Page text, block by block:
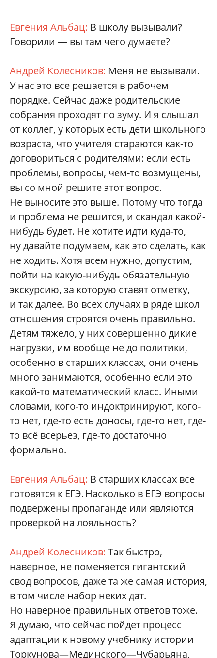
Евгения Альбац: В школу вызывали?
Говорили — вы там чего думаете?
Андрей Колесников: Меня не вызывали.
У нас это все решается в рабочем
порядке. Сейчас даже родительские
собрания проходят по зуму. И я слышал
от коллег, у которых есть дети школьного
возраста, что учителя стараются как-то
договориться с родителями: если есть
проблемы, вопросы, чем-то возмущены,
вы со мной решите этот вопрос.
Не выносите это выше. Потому что тогда
и проблема не решится, и скандал какой-
нибудь будет. Не хотите идти куда-то,
ну давайте подумаем, как это сделать, как
не ходить. Хотя всем нужно, допустим,
пойти на какую-нибудь обязательную
экскурсию, за которую ставят отметку,
и так далее. Во всех случаях в ряде школ
отношения строятся очень правильно.
Детям тяжело, у них совершенно дикие
нагрузки, им вообще не до политики,
особенно в старших классах, они очень
много занимаются, особенно если это
какой-то математический класс. Иными
словами, кого-то индоктринируют, кого-
то нет, где-то есть доносы, где-то нет, где-
то всё всерьез, где-то достаточно
формально.
Евгения Альбац: В старших классах все
готовятся к ЕГЭ. Насколько в ЕГЭ вопросы
подвержены пропаганде или являются
проверкой на лояльность?
Андрей Колесников: Так быстро,
наверное, не поменяется гигантский
свод вопросов, даже та же самая история,
в том числе набор неких дат.
Но наверное правильных ответов тоже.
Я думаю, что сейчас пойдет процесс
адаптации к новому учебнику истории
Торкунова—Мединского—Чубарьяна,